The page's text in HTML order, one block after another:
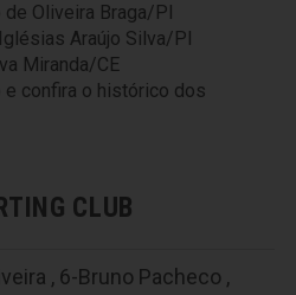
de Oliveira Braga/PI
Araújo Silva/PI
Miranda/CE
e confira o histórico dos
CLUB
, 6-Bruno Pacheco ,